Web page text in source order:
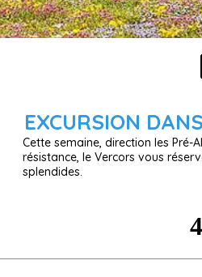
EXCURSION
Cette semaine, direction les Pré-
résistance, le Vercors vous
splendides.